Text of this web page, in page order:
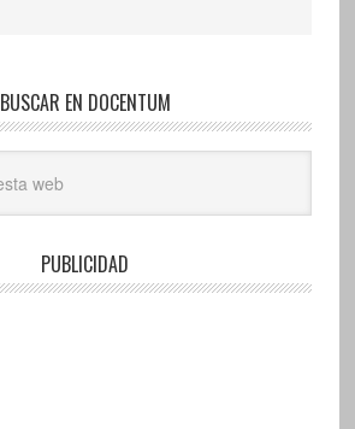
BUSCAR EN DOCENTUM
PUBLICIDAD